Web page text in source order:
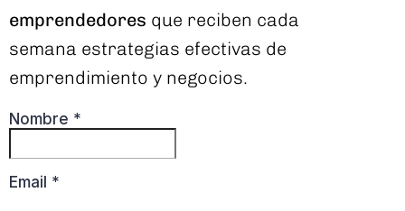
emprendedores que reciben cada
semana estrategias efectivas de
emprendimiento y negocios.